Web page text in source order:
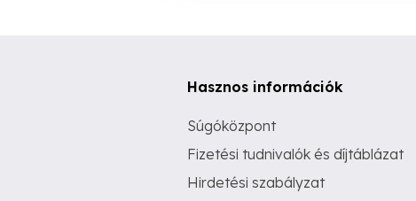
Hasznos információk
Súgóközpont
Fizetési tudnivalók és díjtáblázat
Hirdetési szabályzat